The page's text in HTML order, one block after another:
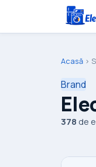
Acasă ›
Brand
378 de